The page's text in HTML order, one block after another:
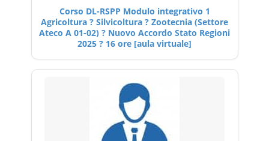
Corso DL-RSPP Modulo integrativo 1
Agricoltura ? Silvicoltura ? Zootecnia (Settore
Ateco A 01-02) ? Nuovo Accordo Stato Regioni
2025 ? 16 ore [aula virtuale]